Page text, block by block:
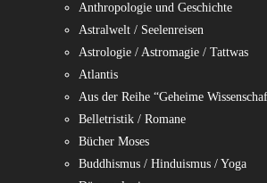
Anthropologie und Geschichte
Astralwelt / Seelenreisen
Astrologie / Astromagie / Tattwas
Atlantis
Aus der Reihe “Geheime
Belletristik / Romane
Bücher Moses
Buddhismus / Hinduismus / Yoga